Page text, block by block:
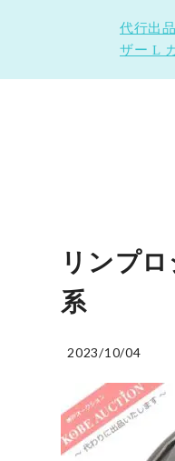
代行出
ザー L
リンプ
系
2023/10/04